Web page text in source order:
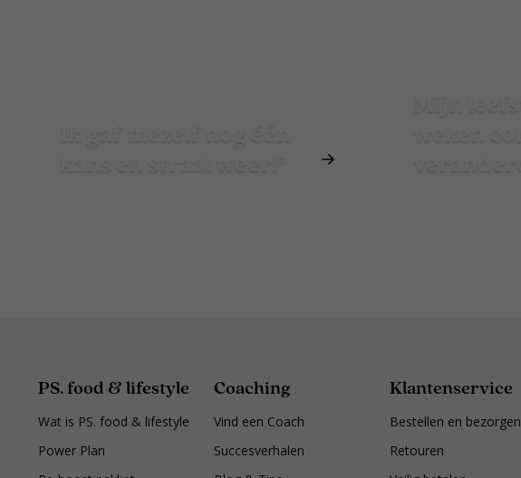
PS. food & lifestyle
Wat is PS. food & lifestyle
Power Plan
Coaching
Vind een Coach
Succesverhalen
Klantenservice
Bestellen en bezorgen
Retouren